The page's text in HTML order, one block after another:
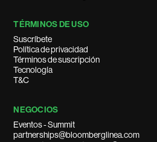
TÉRMINOS DE USO
Suscríbete
Política de privacidad
Términos de suscripción
Tecnología
T&C
NEGOCIOS
Eventos - Summit
partnerships@bloomberglinea.com